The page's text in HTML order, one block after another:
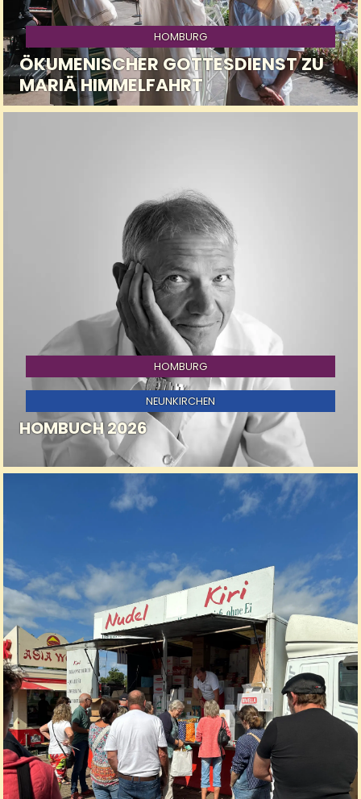
HOMBURG
ÖKUMENISCHER GOTTESDIENST ZU
MARIÄ HIMMELFAHRT
HOMBURG
NEUNKIRCHEN
HOMBUCH 2026